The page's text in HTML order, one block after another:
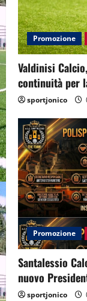
Promozione
Valdinisi
continuità per
sportjonico
Promozione
Santalessio
nuovo
sportjonico